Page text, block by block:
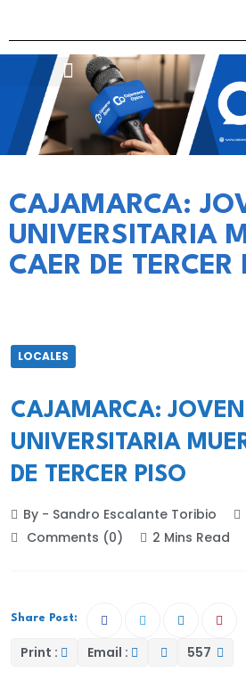
CAJAMARCA:
UNIVERSITARIA
CAER DE TERCER
LOCALES
CAJAMARCA: JOVEN
UNIVERSITARIA
DE TERCER PISO
By - Sandro Escalante Toribio
Comments (0)
2 Mins Read
Share Post:
Print : Email : 557